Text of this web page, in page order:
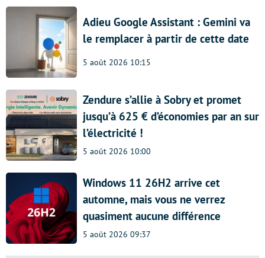
Adieu Google Assistant : Gemini va
le remplacer à partir de cette date
5 août 2026 10:15
Zendure s’allie à Sobry et promet
jusqu’à 625 € d’économies par an sur
l’électricité !
5 août 2026 10:00
Windows 11 26H2 arrive cet
automne, mais vous ne verrez
quasiment aucune différence
5 août 2026 09:37